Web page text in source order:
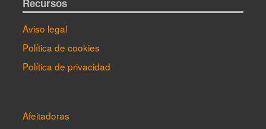
Aviso legal
Política de cookies
Política de privacidad
Afeitadoras